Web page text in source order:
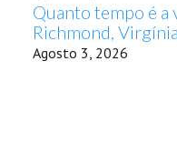
Quanto tempo é a
Richmond,
Agosto 3, 2026